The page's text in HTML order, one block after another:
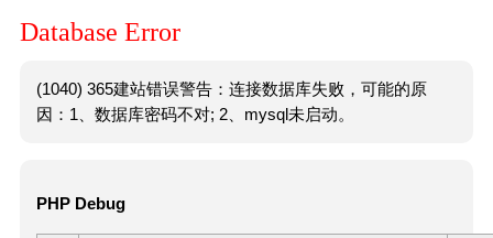
Database Error
(1040) 365建站错误警告：连接数据库失败，可能的原
因：1、数据库密码不对; 2、mysql未启动。
PHP Debug